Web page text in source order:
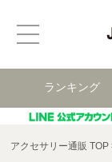
ランキング
アクセサリー通販 TOP